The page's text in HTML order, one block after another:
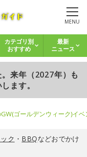
MENU
カテゴリ別
おすすめ
最新
ニュース
来年（2027年）も
ます。
ゴールデンウィーク)イ
ク ・ BBQなどおでかけ